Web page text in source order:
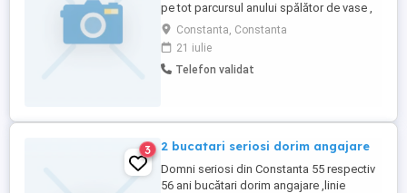
pe tot parcursul anului spălător de vase ,
program 8 ore pe zi. Detalii la nr de tel
după ora 15
Constanta, Constanta
21 iulie
Telefon validat
3 2 bucatari seriosi dorim angajare
Domni seriosi din Constanta 55 respectiv
56 ani bucătari dorim angajare ,linie